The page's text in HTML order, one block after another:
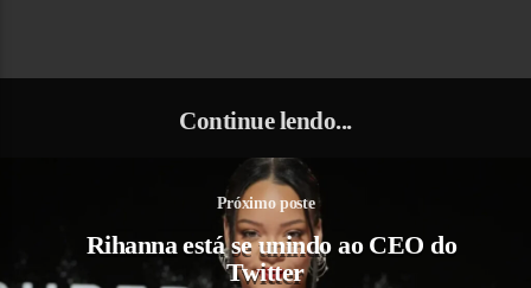
Continue lendo...
Próximo poste
Rihanna está se unindo ao CEO do
Twitter